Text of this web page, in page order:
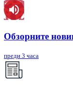
Обзорните
преди 3 часа